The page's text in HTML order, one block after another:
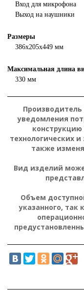
Вход для микрофона
Выход на наушники
Размеры
386х205х449 мм
Максимальная длина
330 мм
Производитель
уведомления
технологических
также
Вид изделий
Объем
указанного, так